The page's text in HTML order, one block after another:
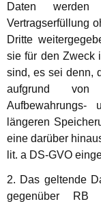
Daten
Vertragserfüllung
Dritte
sie für den Zweck
sind, es sei denn,
aufgrund von
Aufbewahrungs-
längeren
eine darüber
lit. a DS-GVO
2. Das geltende
gegenüber RB